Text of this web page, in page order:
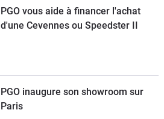
PGO vous aide à financer l'achat
d'une Cevennes ou Speedster II
PGO inaugure son showroom sur
Paris